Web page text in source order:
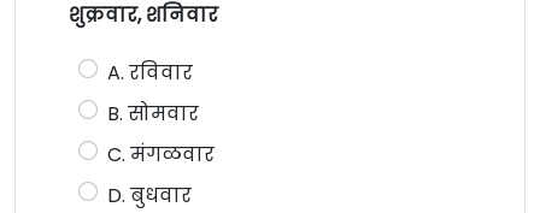
शुक्रवार, शनिवार
A. रविवार
B. सोमवार
C. मंगळवार
D. बुधवार